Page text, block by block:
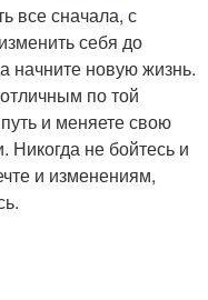
все сначала, с
себя до
начните новую жизнь.
по той
и меняете свою
не бойтесь и
и изменениям,